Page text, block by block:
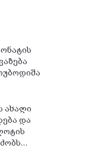
ახალი
და